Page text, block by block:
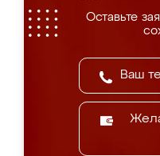
Оставьте